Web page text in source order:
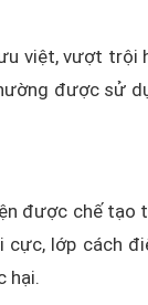
việt, vượt trội
được sử
được chế tạo
lớp cách
hại.